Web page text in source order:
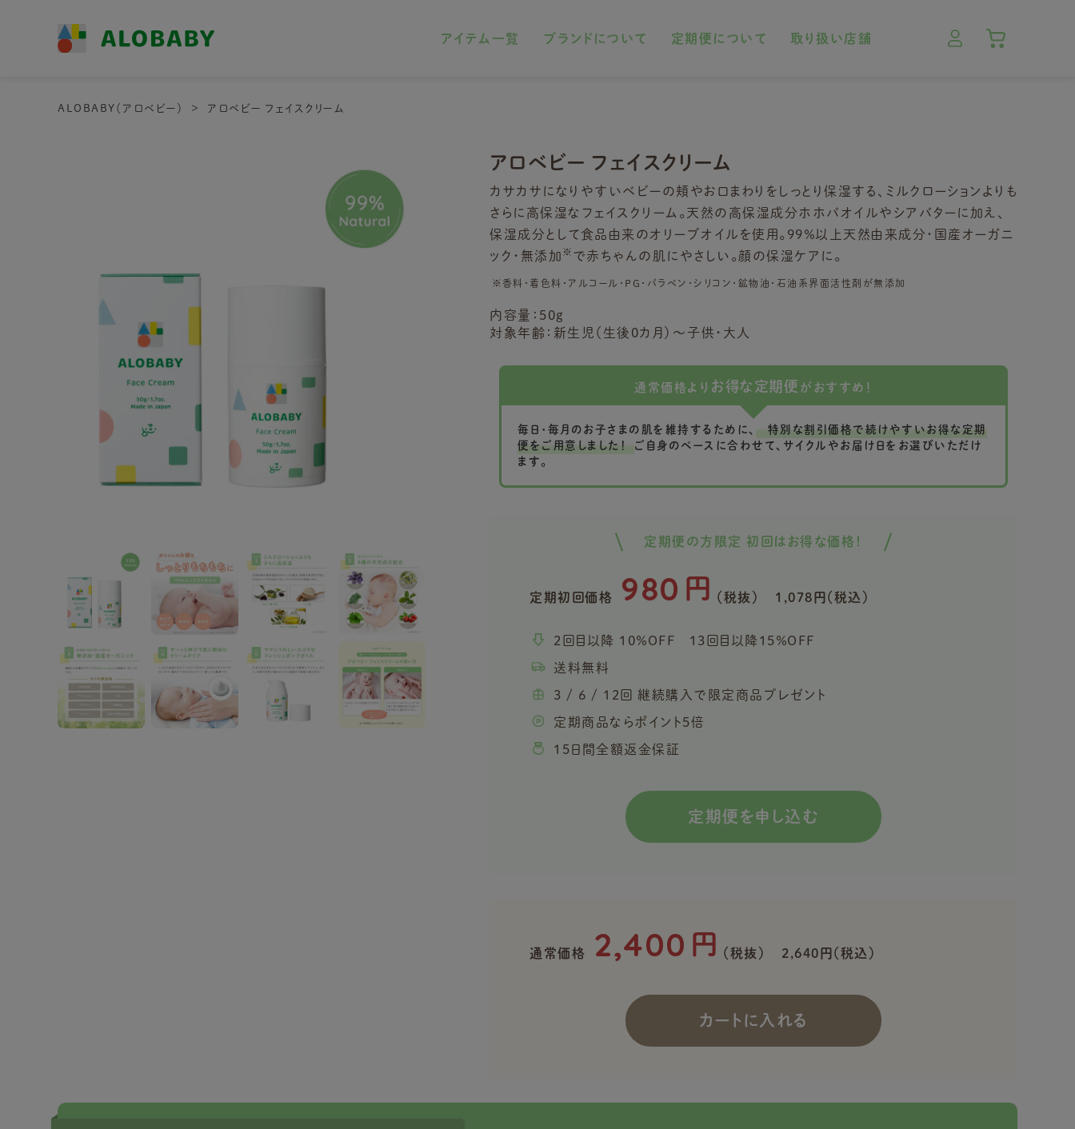
アイテム一覧 ブランドについて 定期便について 取り扱い店舗
ALOBABY（アロベビー） アロベビー フェイスクリーム
アロベビー フェイスクリーム
カサカサになりやすいベビーの頬やお口まわりをしっとり保湿する、ミルクローションよりも
さらに高保湿なフェイスクリーム。天然の高保湿成分ホホバオイルやシアバターに加え、
保湿成分として食品由来のオリーブオイルを使用。99％以上天然由来成分・国産オーガニ
ック・無添加 ※ で赤ちゃんの肌にやさしい。顔の保湿ケアに。
※香料・着色料・アルコール・PG・パラベン・シリコン・鉱物油・石油系界面活性剤が無添加
内容量：50g
対象年齢：新生児（生後0カ月）～子供・大人
通常価格より お得な定期便 がおすすめ！
毎日・毎月のお子さまの肌を維持するために、
特別な割引価格で続けやすいお得な定期
便をご用意しました！
ご自身のペースに合わせて、サイクルやお届け日をお選びいただけ
ます。
定期便の方限定 初回はお得な価格！
定期初回価格 980 円 （税抜） 1,078円（税込）
2回目以降 10％OFF 13回目以降15％OFF
送料無料
3 / 6 / 12回 継続購入で限定商品プレゼント
定期商品ならポイント5倍
15日間全額返金保証
定期便を申し込む
通常価格 2,400 円 （税抜） 2,640円（税込）
カートに入れる